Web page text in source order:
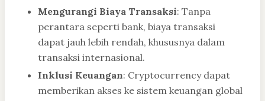
Mengurangi Biaya Transaksi: Tanpa
perantara seperti bank, biaya transaksi
dapat jauh lebih rendah, khususnya dalam
transaksi internasional.
Inklusi Keuangan: Cryptocurrency dapat
memberikan akses ke sistem keuangan global